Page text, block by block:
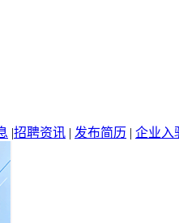
|招聘资讯 | 发布简历 | 企业入